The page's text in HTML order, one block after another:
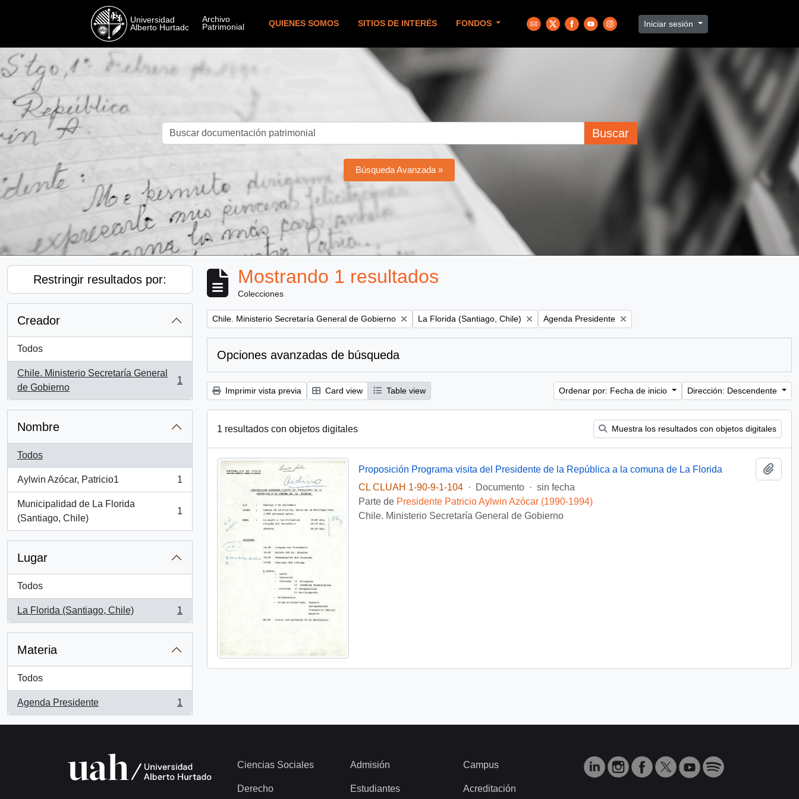
QUIENES SOMOS SITIOS DE INTERÉS FONDOS Iniciar sesión
Buscar
Búsqueda Avanzada »
Restringir resultados por:
Creador
Todos
Chile. Ministerio Secretaría General
de Gobierno
, 1 resultados
1
Nombre
Todos
Aylwin Azócar, Patricio1
, 1 resultados
1
Municipalidad de La Florida
(Santiago, Chile)
, 1 resultados
1
Lugar
Todos
La Florida (Santiago, Chile)
, 1 resultados
1
Materia
Todos
Agenda Presidente
, 1 resultados
1
Mostrando 1 resultados
Colecciones
Remove filter:
Chile. Ministerio Secretaría General de Gobierno Remove filter:
La Florida (Santiago, Chile) Remove filter:
Agenda Presidente
Opciones avanzadas de búsqueda
Imprimir vista previa Card view Table view Ordenar por: Fecha de inicio Dirección: Descendente
1 resultados con objetos digitales Muestra los resultados con objetos digitales
Proposición Programa visita del Presidente de la República a la comuna de La Florida
CL CLUAH 1-90-9-1-104
· Documento · sin fecha
Parte de Presidente Patricio Aylwin Azócar (1990-1994)
Chile. Ministerio Secretaría General de Gobierno
Ciencias Sociales
Derecho
Admisión
Estudiantes
Campus
Acreditación